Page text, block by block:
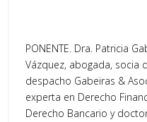
PONENTE. Dra. Patricia
Vázquez, abogada, socia
despacho Gabeiras &
experta en Derecho
Derecho Bancario y